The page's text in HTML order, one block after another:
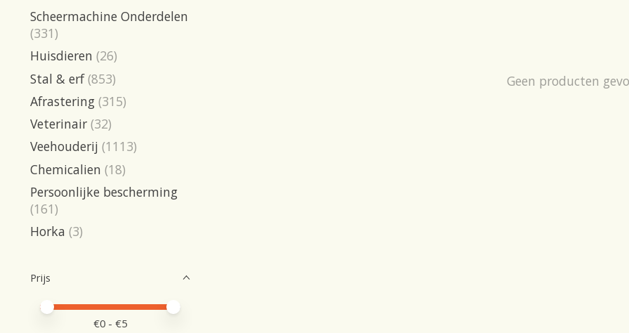
Scheermachine Onderdelen
(331)
Huisdieren (26)
Stal & erf (853)
Afrastering (315)
Veterinair (32)
Veehouderij (1113)
Chemicalien (18)
Persoonlijke bescherming
(161)
Horka (3)
Prijs
Minimale prijswaarde
Price maximum value
€0 - €5
Geen producten